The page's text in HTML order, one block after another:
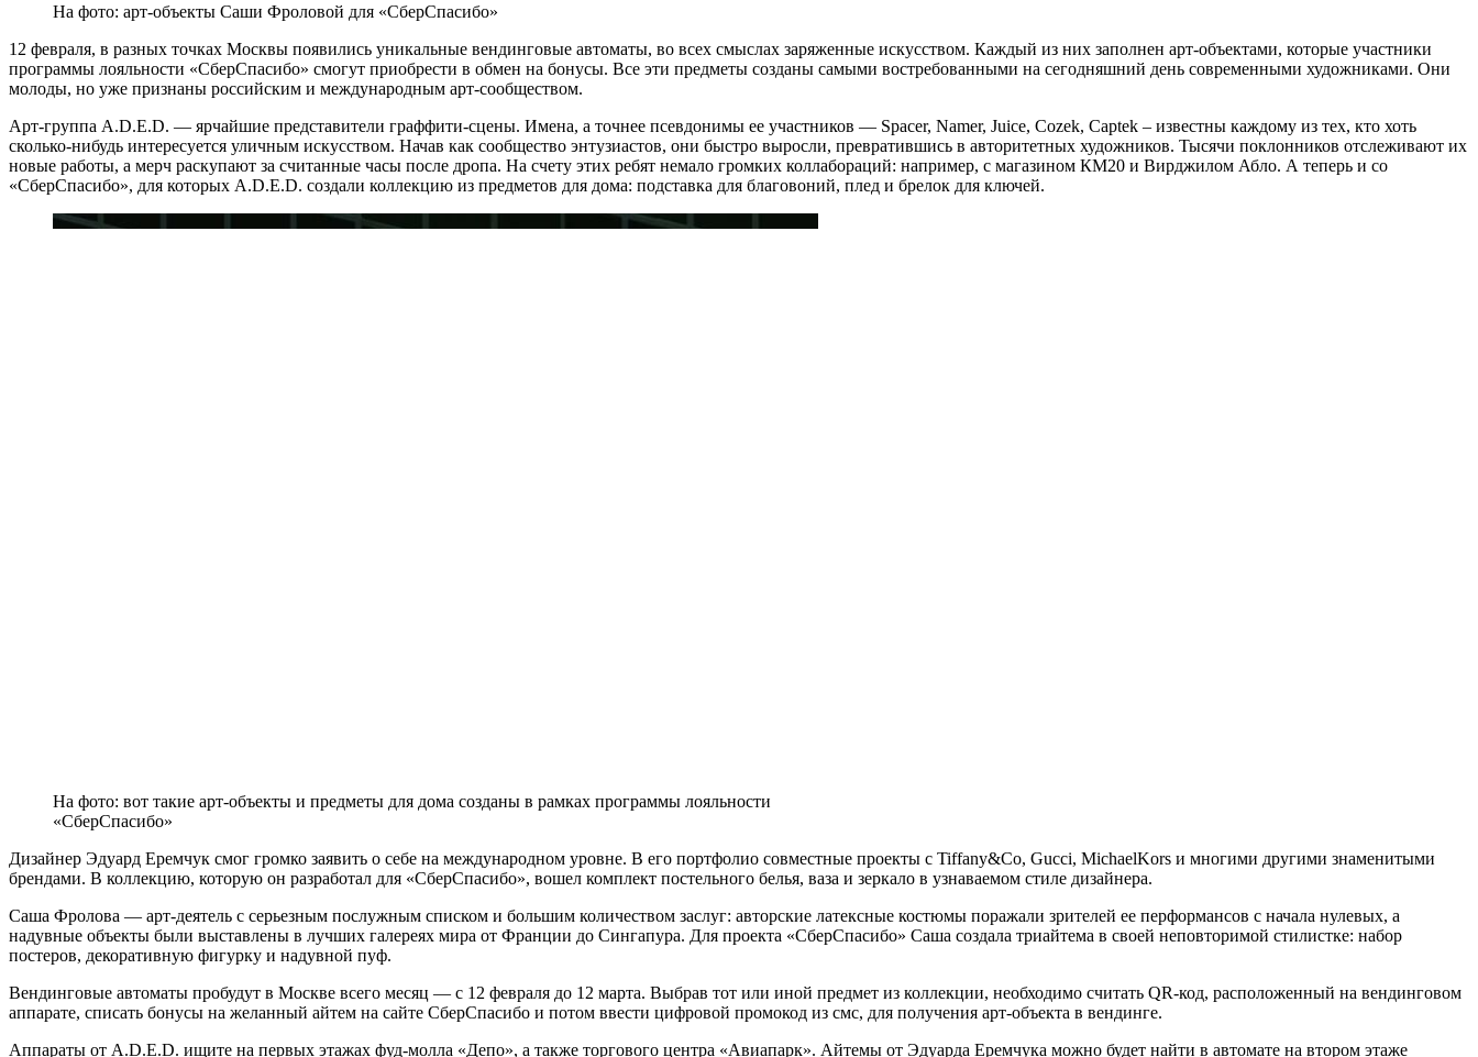
На фото: арт-объекты Саши Фроловой для «СберСпасибо»
12 февраля, в разных точках Москвы появились уникальные вендинговые автоматы, во всех смыслах заряженные искусством. Каждый из них заполнен арт-объектами, которые участники
программы лояльности «СберСпасибо» смогут приобрести в обмен на бонусы. Все эти предметы созданы самыми востребованными на сегодняшний день современными художниками. Они
молоды, но уже признаны российским и международным арт-сообществом.
Арт-группа A.D.E.D. — ярчайшие представители граффити-сцены. Имена, а точнее псевдонимы ее участников — Spacer, Namer, Juice, Cozek, Captek – известны каждому из тех, кто хоть
сколько-нибудь интересуется уличным искусством. Начав как сообщество энтузиастов, они быстро выросли, превратившись в авторитетных художников. Тысячи поклонников отслеживают их
новые работы, а мерч раскупают за считанные часы после дропа. На счету этих ребят немало громких коллабораций: например, с магазином КМ20 и Вирджилом Абло. А теперь и со
«СберСпасибо», для которых A.D.E.D. создали коллекцию из предметов для дома: подставка для благовоний, плед и брелок для ключей.
На фото: вот такие арт-объекты и предметы для дома созданы в рамках программы лояльности
«СберСпасибо»
Дизайнер Эдуард Еремчук смог громко заявить о себе на международном уровне. В его портфолио совместные проекты с Tiffany&Co, Gucci, MichaelKors и многими другими знаменитыми
брендами. В коллекцию, которую он разработал для «СберСпасибо», вошел комплект постельного белья, ваза и зеркало в узнаваемом стиле дизайнера.
Саша Фролова — арт-деятель с серьезным послужным списком и большим количеством заслуг: авторские латексные костюмы поражали зрителей ее перформансов с начала нулевых, а
надувные объекты были выставлены в лучших галереях мира от Франции до Сингапура. Для проекта «СберСпасибо» Саша создала триайтема в своей неповторимой стилистке: набор
постеров, декоративную фигурку и надувной пуф.
Вендинговые автоматы пробудут в Москве всего месяц — с 12 февраля до 12 марта. Выбрав тот или иной предмет из коллекции, необходимо считать QR-код, расположенный на вендинговом
аппарате, списать бонусы на желанный айтем на сайте СберСпасибо и потом ввести цифровой промокод из смс, для получения арт-объекта в вендинге.
Аппараты от A.D.E.D. ищите на первых этажах фуд-молла «Депо», а также торгового центра «Авиапарк». Айтемы от Эдуарда Еремчука можно будет найти в автомате на втором этаже